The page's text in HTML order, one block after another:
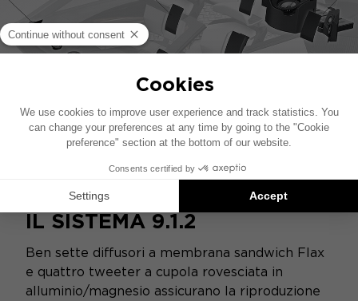
IL SISTEMA 9.1.2
Ben sette diffusori a membrana sandwich Flax
e quattro tweeter a cupola rovesciata in
alluminio/magnesio assicurano la riproduzione